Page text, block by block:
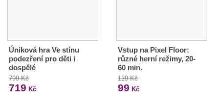
Úniková hra Ve stínu
podezření pro děti i
dospělé
799 Kč
719 Kč
Vstup na Pixel Floor:
různé herní režimy, 20-
60 min.
129 Kč
99 Kč